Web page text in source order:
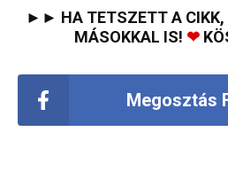
►► HA TETSZETT A CIKK,
MÁSOKKAL IS! ❤
Megosztás